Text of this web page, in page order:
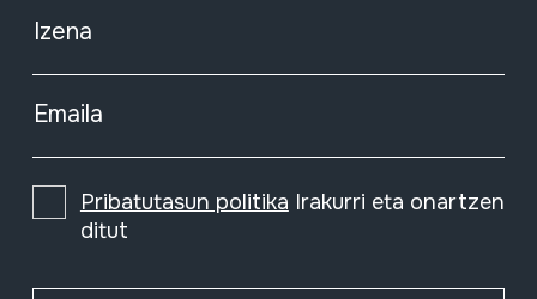
Izena
Emaila
Pribatutasun politika Irakurri eta onartzen
ditut